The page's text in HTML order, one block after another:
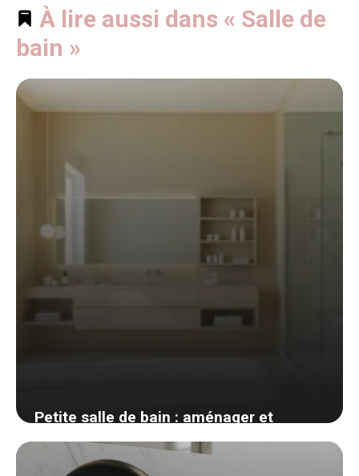
À lire aussi dans « Salle de
bain »
Petite salle de bain : aménager et
optimiser chaque mètre carré sans
sacrifier le confort